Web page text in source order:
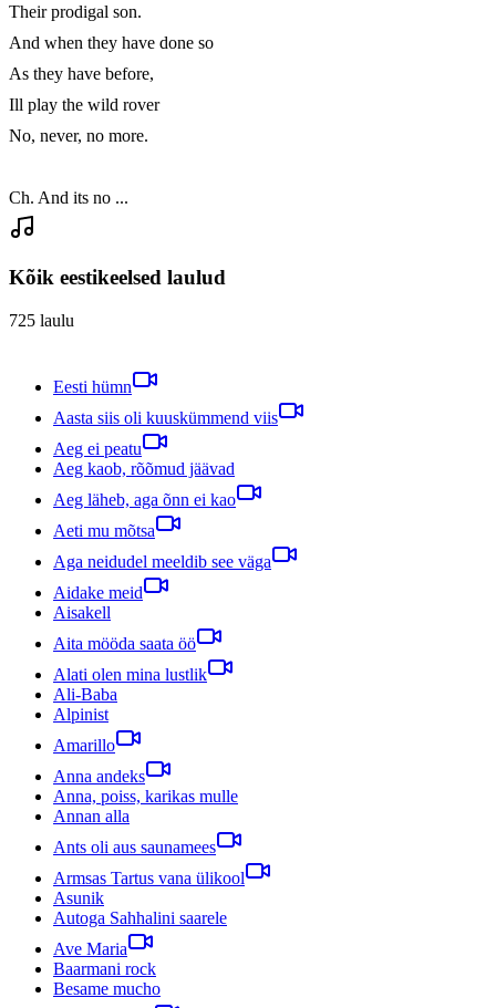
Their prodigal son.
And when they have done so
As they have before,
Ill play the wild rover
No, never, no more.
Ch. And its no ...
Kõik eestikeelsed laulud
725 laulu
Eesti hümn
Aasta siis oli kuuskümmend viis
Aeg ei peatu
Aeg kaob, rõõmud jäävad
Aeg läheb, aga õnn ei kao
Aeti mu mõtsa
Aga neidudel meeldib see väga
Aidake meid
Aisakell
Aita mööda saata öö
Alati olen mina lustlik
Ali-Baba
Alpinist
Amarillo
Anna andeks
Anna, poiss, karikas mulle
Annan alla
Ants oli aus saunamees
Armsas Tartus vana ülikool
Asunik
Autoga Sahhalini saarele
Ave Maria
Baarmani rock
Besame mucho